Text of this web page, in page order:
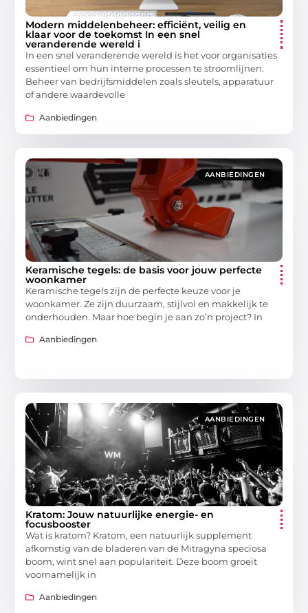
Modern middelenbeheer: efficiënt, veilig en
klaar voor de toekomst In een snel
veranderende wereld i
In een snel veranderende wereld is het voor organisaties
essentieel om hun interne processen te stroomlijnen.
Beheer van bedrijfsmiddelen zoals sleutels, apparatuur
of andere waardevolle
Aanbiedingen
AANBIEDINGEN
Keramische tegels: de basis voor jouw perfecte
woonkamer
Keramische tegels zijn de perfecte keuze voor je
woonkamer. Ze zijn duurzaam, stijlvol en makkelijk te
onderhouden. Maar hoe begin je aan zo’n project? In
Aanbiedingen
AANBIEDINGEN
Kratom: Jouw natuurlijke energie- en
focusbooster
Wat is kratom? Kratom, een natuurlijk supplement
afkomstig van de bladeren van de Mitragyna speciosa
boom, wint snel aan populariteit. Deze boom groeit
voornamelijk in
Aanbiedingen